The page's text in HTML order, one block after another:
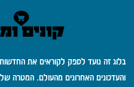
בלוג זה נועד לספק לקוראים את החדשות
והעדכונים האחרונים מהעולם. המטרה